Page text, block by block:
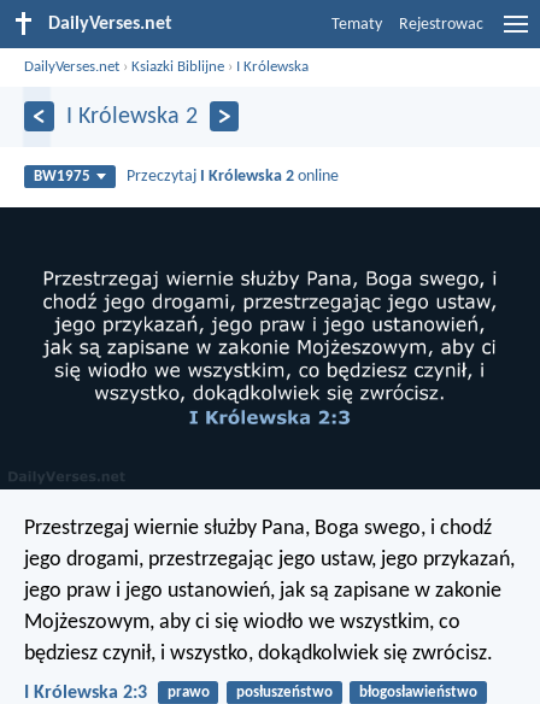
DailyVerses.net Tematy Rejestrowac
DailyVerses.net ›Ksiazki Biblijne › I Królewska
I Królewska 2
BW1975 Przeczytaj I Królewska 2 online
Przestrzegaj wiernie służby Pana, Boga swego, i chodź
jego drogami, przestrzegając jego ustaw, jego przykazań,
jego praw i jego ustanowień, jak są zapisane w zakonie
Mojżeszowym, aby ci się wiodło we wszystkim, co
będziesz czynił, i wszystko, dokądkolwiek się zwrócisz.
I Królewska 2:3 prawo posłuszeństwo błogosławieństwo